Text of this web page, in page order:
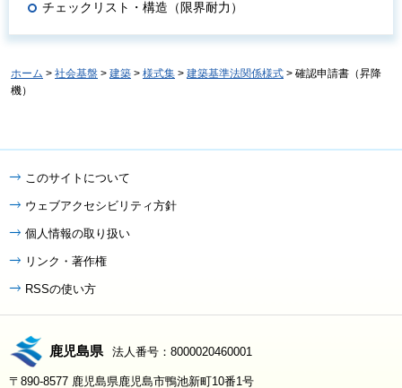
チェックリスト・構造（限界耐力）
ホーム > 社会基盤 > 建築 > 様式集 > 建築基準法関係様式 > 確認申請書（昇降
機）
このサイトについて
ウェブアクセシビリティ方針
個人情報の取り扱い
リンク・著作権
RSSの使い方
鹿児島県 法人番号：8000020460001
〒890-8577 鹿児島県鹿児島市鴨池新町10番1号